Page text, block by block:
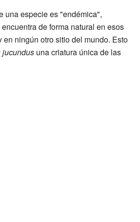
una especie es "endémica",
de forma natural en esos
en ningún otro sitio del mundo. Esto
jucundus una criatura única de las